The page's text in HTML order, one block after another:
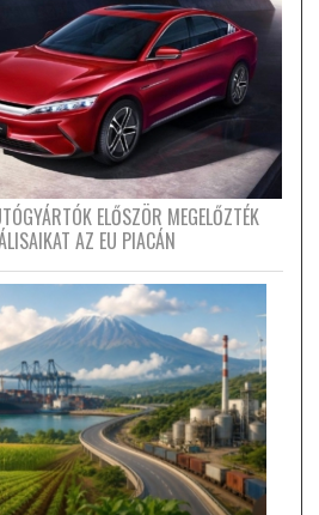
ELŐSZÖR MEGELŐZTÉK
AZ EU PIACÁN